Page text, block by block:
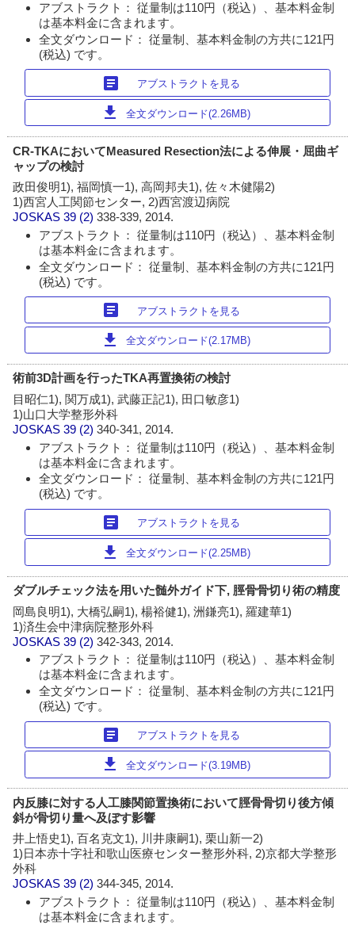
アブストラクト： 従量制は110円（税込）、基本料金制
は基本料金に含まれます。
全文ダウンロード： 従量制、基本料金制の方共に121円
(税込) です。
article アブストラクトを見る
download 全文ダウンロード(2.26MB)
CR-TKAにおいてMeasured Resection法による伸展・屈曲ギ
ャップの検討
政田俊明1), 福岡慎一1), 高岡邦夫1), 佐々木健陽2)
1)西宮人工関節センター, 2)西宮渡辺病院
JOSKAS 39 (2)338-339, 2014.
アブストラクト： 従量制は110円（税込）、基本料金制
は基本料金に含まれます。
全文ダウンロード： 従量制、基本料金制の方共に121円
(税込) です。
article アブストラクトを見る
download 全文ダウンロード(2.17MB)
術前3D計画を行ったTKA再置換術の検討
目昭仁1), 関万成1), 武藤正記1), 田口敏彦1)
1)山口大学整形外科
JOSKAS 39 (2)340-341, 2014.
アブストラクト： 従量制は110円（税込）、基本料金制
は基本料金に含まれます。
全文ダウンロード： 従量制、基本料金制の方共に121円
(税込) です。
article アブストラクトを見る
download 全文ダウンロード(2.25MB)
ダブルチェック法を用いた髄外ガイド下, 脛骨骨切り術の精度
岡島良明1), 大橋弘嗣1), 楊裕健1), 洲鎌亮1), 羅建華1)
1)済生会中津病院整形外科
JOSKAS 39 (2)342-343, 2014.
アブストラクト： 従量制は110円（税込）、基本料金制
は基本料金に含まれます。
全文ダウンロード： 従量制、基本料金制の方共に121円
(税込) です。
article アブストラクトを見る
download 全文ダウンロード(3.19MB)
内反膝に対する人工膝関節置換術において脛骨骨切り後方傾
斜が骨切り量へ及ぼす影響
井上悟史1), 百名克文1), 川井康嗣1), 栗山新一2)
1)日本赤十字社和歌山医療センター整形外科, 2)京都大学整形
外科
JOSKAS 39 (2)344-345, 2014.
アブストラクト： 従量制は110円（税込）、基本料金制
は基本料金に含まれます。